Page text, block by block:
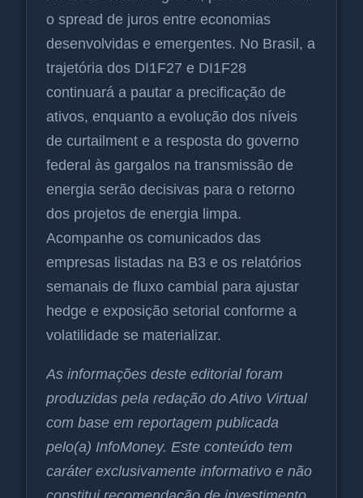
o spread de juros entre economias
desenvolvidas e emergentes. No Brasil, a
trajetória dos DI1F27 e DI1F28
continuará a pautar a precificação de
ativos, enquanto a evolução dos níveis
de curtailment e a resposta do governo
federal às gargalos na transmissão de
energia serão decisivas para o retorno
dos projetos de energia limpa.
Acompanhe os comunicados das
empresas listadas na B3 e os relatórios
semanais de fluxo cambial para ajustar
hedge e exposição setorial conforme a
volatilidade se materializar.
As informações deste editorial foram
produzidas pela redação do Ativo Virtual
com base em reportagem publicada
pelo(a) InfoMoney. Este conteúdo tem
caráter exclusivamente informativo e não